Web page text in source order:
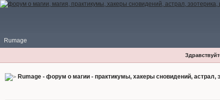
Rumage
Rumage - форум о магии - практикумы, хакеры сновидений, астрал,